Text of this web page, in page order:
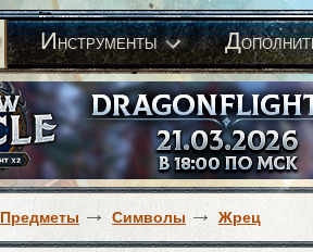
Инструменты Д
Предметы Символы Жрец